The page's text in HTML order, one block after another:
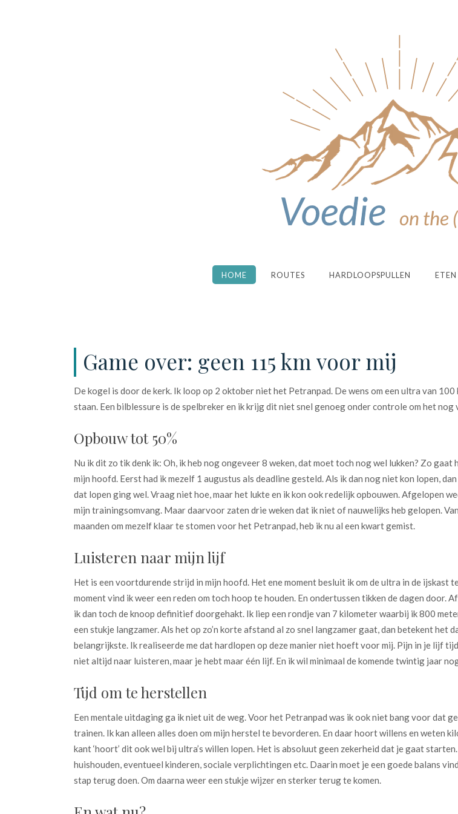
HOME ROUTES HARDLOOPSPULLEN
Game over: geen 115 km voor mij
De kogel is door de kerk. Ik loop op 2 oktober niet het Petranpad. De wens om een ultra van
staan. Een bilblessure is de spelbreker en ik krijg dit niet snel genoeg onder controle om het
Opbouw tot 50%
Nu ik dit zo tik denk ik: Oh, ik heb nog ongeveer 8 weken, dat moet toch nog wel lukken? Zo gaat
mijn hoofd. Eerst had ik mezelf 1 augustus als deadline gesteld. Als ik dan nog niet kon lopen,
dat lopen ging wel. Vraag niet hoe, maar het lukte en ik kon ook redelijk opbouwen. Afgelopen
mijn trainingsomvang. Maar daarvoor zaten drie weken dat ik niet of nauwelijks heb gelopen.
maanden om mezelf klaar te stomen voor het Petranpad, heb ik nu al een kwart gemist.
Luisteren naar mijn lijf
Het is een voortdurende strijd in mijn hoofd. Het ene moment besluit ik om de ultra in de ijskast
moment vind ik weer een reden om toch hoop te houden. En ondertussen tikken de dagen door.
ik dan toch de knoop definitief doorgehakt. Ik liep een rondje van 7 kilometer waarbij ik 800
een stukje langzamer. Als het op zo’n korte afstand al zo snel langzamer gaat, dan betekent
belangrijkste. Ik realiseerde me dat hardlopen op deze manier niet hoeft voor mij. Pijn in je lijf
niet altijd naar luisteren, maar je hebt maar één lijf. En ik wil minimaal de komende twintig jaar
Tijd om te herstellen
Een mentale uitdaging ga ik niet uit de weg. Voor het Petranpad was ik ook niet bang voor dat
trainen. Ik kan alleen alles doen om mijn herstel te bevorderen. En daar hoort willens en weten
kant ‘hoort’ dit ook wel bij ultra’s willen lopen. Het is absoluut geen zekerheid dat je gaat
huishouden, eventueel kinderen, sociale verplichtingen etc. Daarin moet je een goede balans
stap terug doen. Om daarna weer een stukje wijzer en sterker terug te komen.